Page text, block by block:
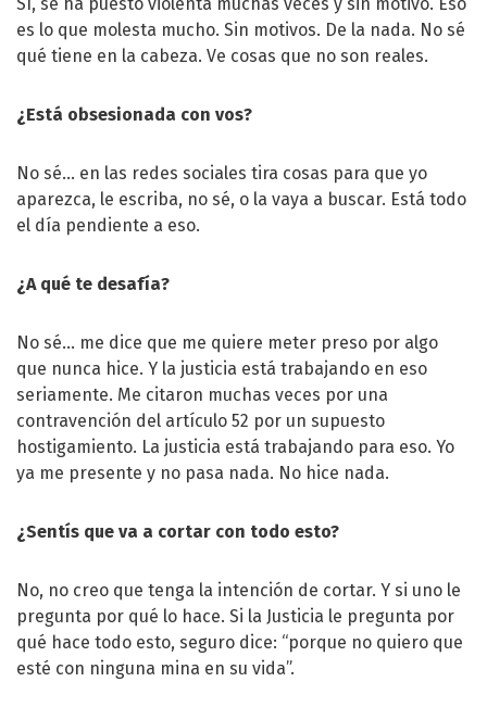
es lo que molesta mucho. Sin motivos. De la nada. No sé
qué tiene en la cabeza. Ve cosas que no son reales.
¿Está obsesionada con vos?
No sé… en las redes sociales tira cosas para que yo
aparezca, le escriba, no sé, o la vaya a buscar. Está todo
el día pendiente a eso.
¿A qué te desafía?
No sé… me dice que me quiere meter preso por algo
que nunca hice. Y la justicia está trabajando en eso
seriamente. Me citaron muchas veces por una
contravención del artículo 52 por un supuesto
hostigamiento. La justicia está trabajando para eso. Yo
ya me presente y no pasa nada. No hice nada.
¿Sentís que va a cortar con todo esto?
No, no creo que tenga la intención de cortar. Y si uno le
pregunta por qué lo hace. Si la Justicia le pregunta por
qué hace todo esto, seguro dice: “porque no quiero que
esté con ninguna mina en su vida”.